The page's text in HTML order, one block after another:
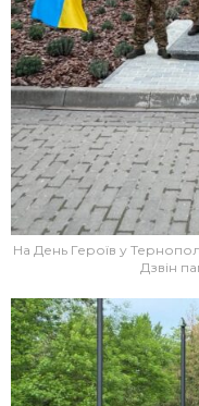
На День Героїв у
Дзвін